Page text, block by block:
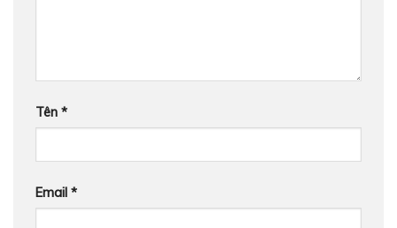
Tên *
Email *